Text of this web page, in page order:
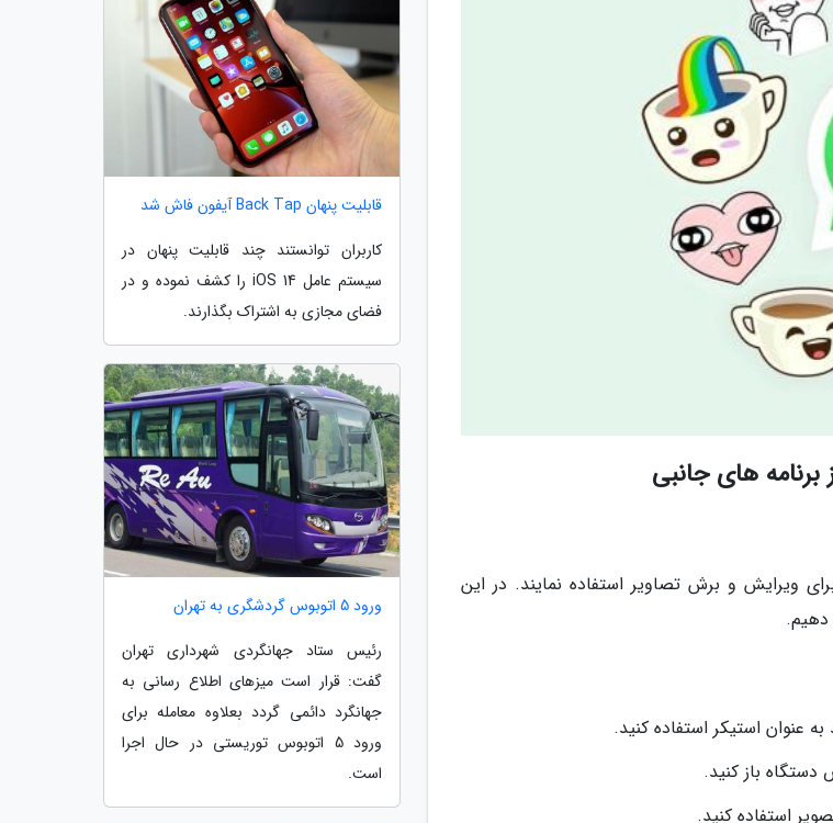
برنامه های جانبی
ویرایش و برش تصاویر استفاده نمایند. در این
دهیم.
عنوان استیکر استفاده کنید.
باز کنید.
قابلیت پنهان Back Tap آیفون فاش شد
کاربران توانستند چند قابلیت پنهان در
سیستم عامل iOS 14 را کشف نموده و در
فضای مجازی به اشتراک بگذارند.
ورود 5 اتوبوس گردشگری به تهران
رئیس ستاد جهانگردی شهرداری تهران
گفت: قرار است میزهای اطلاع رسانی به
جهانگرد دائمی گردد بعلاوه معامله برای
ورود 5 اتوبوس توریستی در حال اجرا
است.